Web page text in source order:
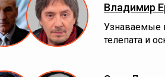
Владимир
Узнаваемые
телепата и